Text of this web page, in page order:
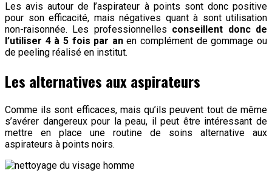
Les avis autour de l’aspirateur à points sont donc positive
pour son efficacité, mais négatives quant à sont utilisation
non-raisonnée. Les professionnelles conseillent donc de
l’utiliser 4 à 5 fois par anen complément de gommage ou
de peeling réalisé en institut.
Les alternatives aux aspirateurs
Comme ils sont efficaces, mais qu’ils peuvent tout de même
s’avérer dangereux pour la peau, il peut être intéressant de
mettre en place une routine de soins alternative aux
aspirateurs à points noirs.